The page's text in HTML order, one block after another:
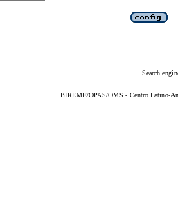
Search
BIREME/OPAS/OMS - Centro Latino-